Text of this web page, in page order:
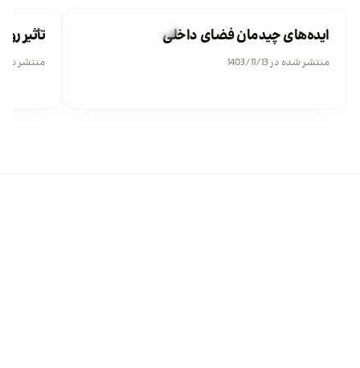
طراحی معماری داخلیایده‌های چیدمان فضای داخلی
منتشر شده در 1403/11/13
تأثیر
منتشر شده در